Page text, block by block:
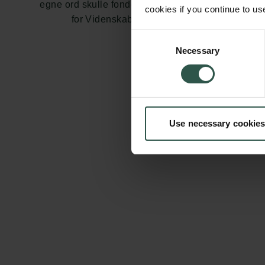
cookies if you continue to
Necessary
Use necessary
egne ord skulle fondet være ”til Gavn
for Videnskaben og til Ære for